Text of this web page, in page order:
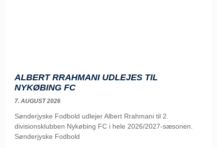
ALBERT RRAHMANI UDLEJES TIL
NYKØBING FC
7. AUGUST 2026
Sønderjyske Fodbold udlejer Albert Rrahmani til 2.
divisionsklubben Nykøbing FC i hele 2026/2027-sæsonen.
Sønderjyske Fodbold